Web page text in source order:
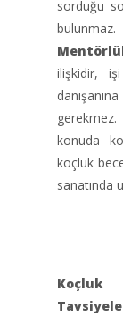
sorduğu
ilişkidir,
konuda
koçluk
sanatında